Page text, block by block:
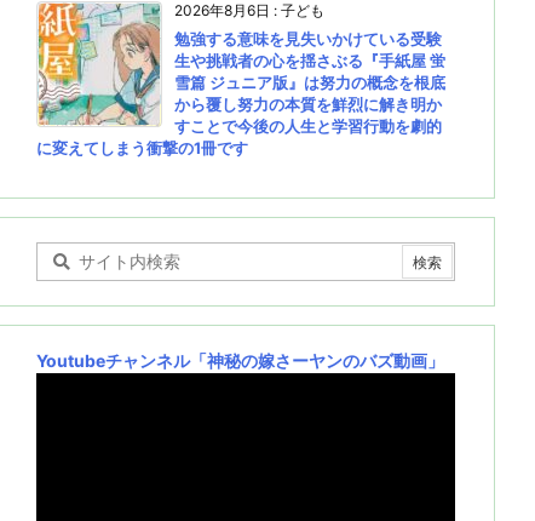
2026年8月6日 : 子ども
勉強する意味を見失いかけている受験
生や挑戦者の心を揺さぶる『手紙屋 蛍
雪篇 ジュニア版』は努力の概念を根底
から覆し努力の本質を鮮烈に解き明か
すことで今後の人生と学習行動を劇的
に変えてしまう衝撃の1冊です
Youtubeチャンネル「神秘の嫁さーヤンのバズ動画」